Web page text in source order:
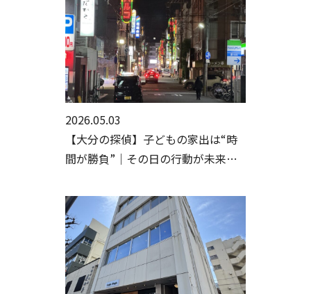
2026.05.03
【大分の探偵】子どもの家出は“時
間が勝負”｜その日の行動が未来を